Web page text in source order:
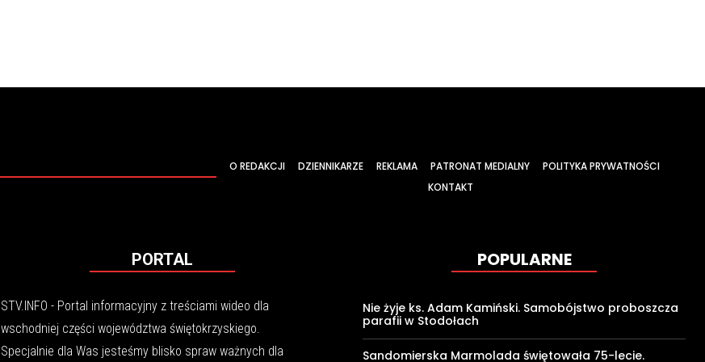
O REDAKCJI DZIENNIKARZE REKLAMA PATRONAT MEDIALNY
POLITYKA PRYWATNOŚCI
KONTAKT
PORTAL
STV.INFO - Portal informacyjny z treściami wideo dla
wschodniej części województwa świętokrzyskiego.
Specjalnie dla Was jesteśmy blisko spraw ważnych dla
POPULARNE
Nie żyje ks. Adam Kamiński. Samobójstwo proboszcza
parafii w Stodołach
Sandomierska Marmolada świętowała 75-lecie.